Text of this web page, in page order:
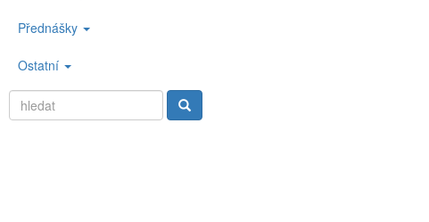
Přednášky
Ostatní